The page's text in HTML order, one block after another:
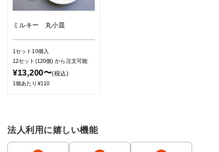
ミルキー 丸小皿
1セット10個入
12セット(120個)から注文可能
¥13,200〜(税込)
1個あたり¥110
法人利用に嬉しい機能